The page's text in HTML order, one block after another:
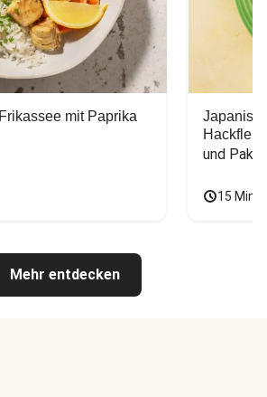
mit Paprika
und Pak
15
Mehr entdecken